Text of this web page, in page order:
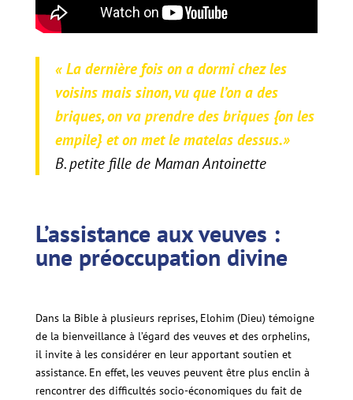
« La dernière fois on a dormi chez les
voisins mais sinon, vu que l’on a des
briques, on va prendre des briques {on les
empile} et on met le matelas dessus.»
B. petite fille de Maman Antoinette
L’assistance aux veuves :
une préoccupation divine
Dans la Bible à plusieurs reprises, Elohim (Dieu) témoigne
de la bienveillance à l’égard des veuves et des orphelins,
il invite à les considérer en leur apportant soutien et
assistance. En effet, les veuves peuvent être plus enclin à
rencontrer des difficultés socio-économiques du fait de